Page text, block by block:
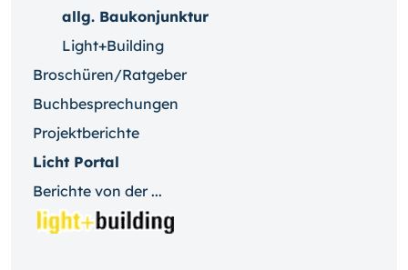
allg. Baukonjunktur
Light+Building
Broschüren/Ratgeber
Buchbesprechungen
Projektberichte
Licht Portal
Berichte von der ...